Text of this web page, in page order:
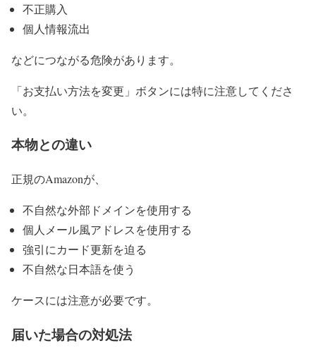
不正購入
個人情報流出
などにつながる危険があります。
「お支払い方法を変更」ボタンには特に注意してくださ
い。
本物との違い
正規のAmazonが、
不自然な外部ドメインを使用する
個人メール風アドレスを使用する
強引にカード更新を迫る
不自然な日本語を使う
ケースには注意が必要です。
届いた場合の対処法